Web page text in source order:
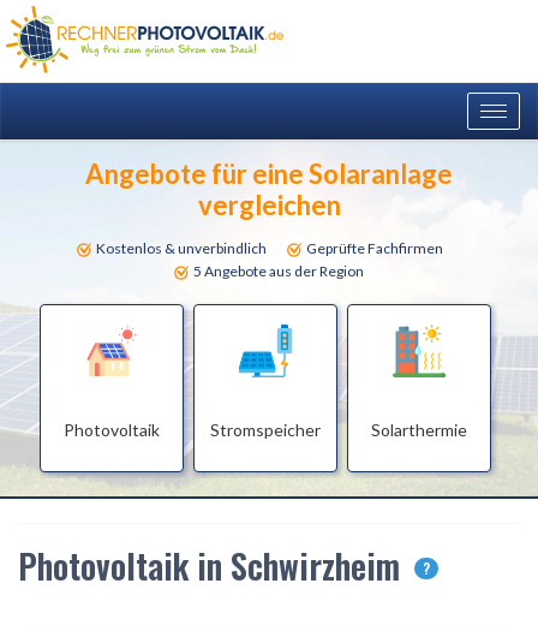
Angebote für eine Solaranlage
vergleichen
Kostenlos & unverbindlich
Geprüfte Fachfirmen
5 Angebote aus der Region
Photovoltaik Stromspeicher Solarthermie
Photovoltaik in Schwirzheim ?